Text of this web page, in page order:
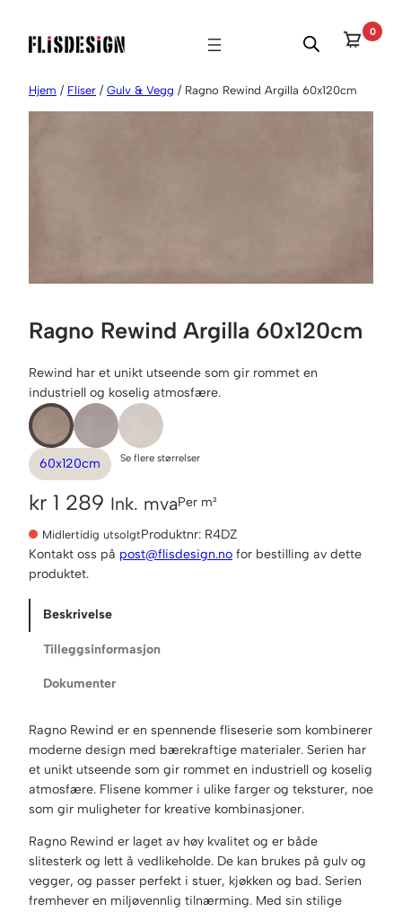
innhold
0
Hjem / Fliser / Gulv & Vegg / Ragno Rewind Argilla 60x120cm
Ragno Rewind Argilla 60x120cm
Rewind har et unikt utseende som gir rommet en
industriell og koselig atmosfære.
60x120cm Se flere størrelser
kr 1 289 Ink. mvaPer m²
Midlertidig utsolgtProduktnr: R4DZ
Kontakt oss på post@flisdesign.no for bestilling av dette
produktet.
Beskrivelse
Tilleggsinformasjon
Dokumenter
Ragno Rewind er en spennende fliseserie som kombinerer
moderne design med bærekraftige materialer. Serien har
et unikt utseende som gir rommet en industriell og koselig
atmosfære. Flisene kommer i ulike farger og teksturer, noe
som gir muligheter for kreative kombinasjoner.
Ragno Rewind er laget av høy kvalitet og er både
slitesterk og lett å vedlikeholde. De kan brukes på gulv og
vegger, og passer perfekt i stuer, kjøkken og bad. Serien
fremhever en miljøvennlig tilnærming. Med sin stilige